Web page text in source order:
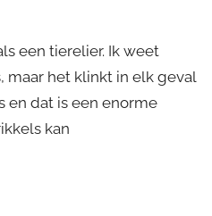
een tierelier. Ik weet
maar het klinkt in elk geval
en dat is een enorme
kan